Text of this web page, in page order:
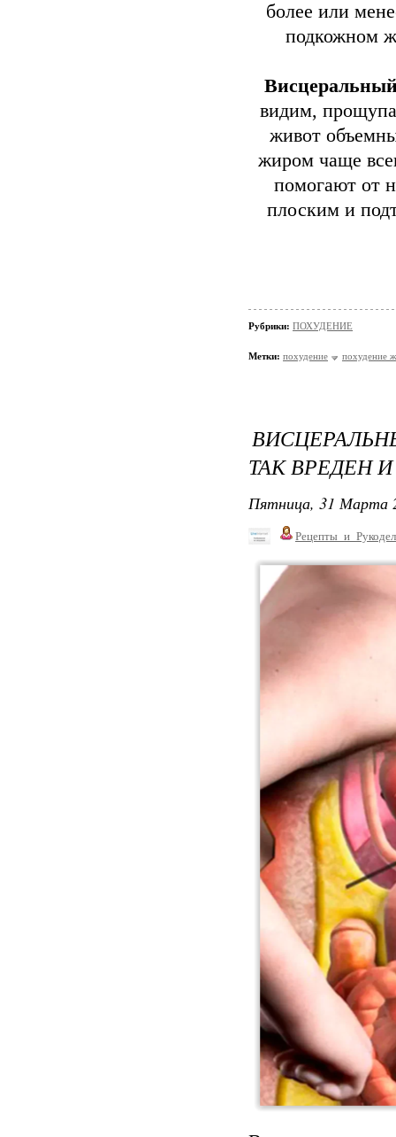
более или
подкожном
видим,
живот
жиром чаще
помогают от
плоским и
Рубрики: ПОХУДЕНИЕ
Метки: похудение похудение
ТАК ВРЕДЕН
Пятница, 31 Марта